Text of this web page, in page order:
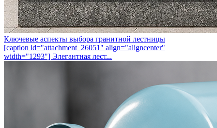
Ключевые аспекты выбора гранитной лестницы
[caption id="attachment_26051" align="aligncenter"
width="1293"] Элегантная лест...